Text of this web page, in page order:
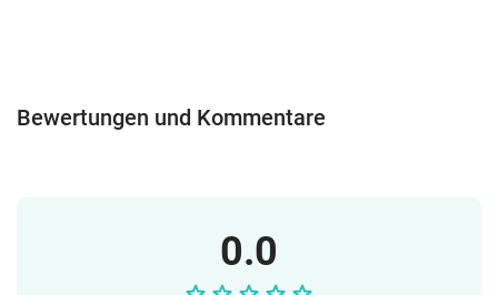
Bewertungen und Kommentare
0.0